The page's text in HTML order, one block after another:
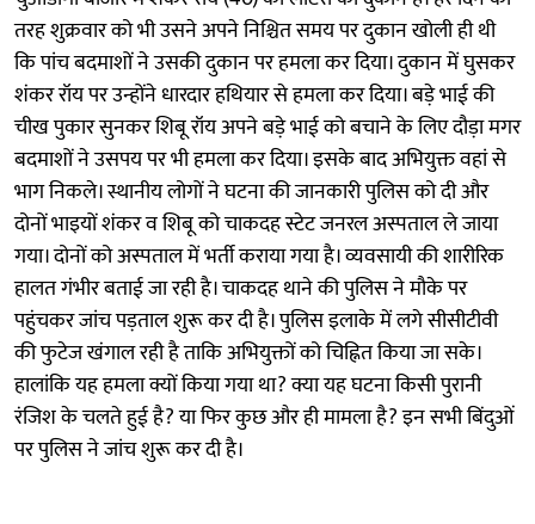
तरह शुक्रवार को भी उसने अपने निश्चित समय पर दुकान खोली ही थी
कि पांच बदमाशों ने उसकी दुकान पर हमला कर दिया। दुकान में घुसकर
शंकर रॉय पर उन्होंने धारदार हथियार से हमला कर दिया। बड़े भाई की
चीख पुकार सुनकर शिबू रॉय अपने बड़े भाई को बचाने के लिए दौड़ा मगर
बदमाशों ने उसपय पर भी हमला कर दिया। इसके बाद अभियुक्त वहां से
भाग निकले। स्थानीय लोगों ने घटना की जानकारी पुलिस को दी और
दोनों भाइयों शंकर व शिबू को चाकदह स्टेट जनरल अस्पताल ले जाया
गया। दोनों को अस्पताल में भर्ती कराया गया है। व्यवसायी की शारीरिक
हालत गंभीर बताई जा रही है। चाकदह थाने की पुलिस ने मौके पर
पहुंचकर जांच पड़ताल शुरू कर दी है। पुलिस इलाके में लगे सीसीटीवी
की फुटेज खंगाल रही है ताकि अभियुक्तों को चिह्नित किया जा सके।
हालांकि यह हमला क्यों किया गया था? क्या यह घटना किसी पुरानी
रंजिश के चलते हुई है? या फिर कुछ और ही मामला है? इन सभी बिंदुओं
पर पुलिस ने जांच शुरू कर दी है।